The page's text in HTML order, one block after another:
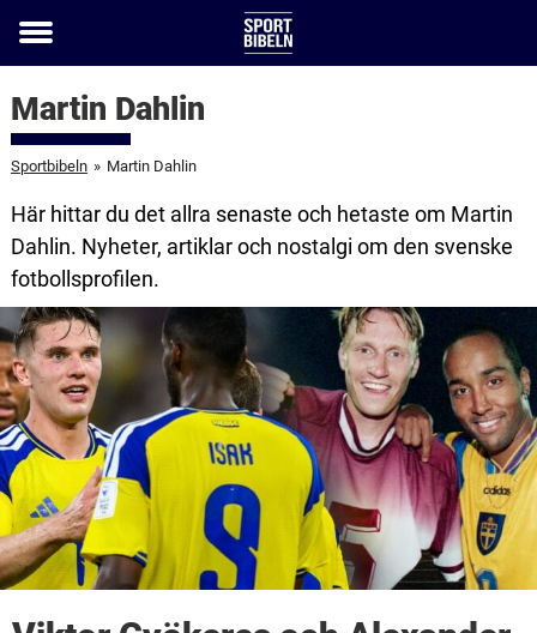
Toggle
Martin Dahlin
Sportbibeln » Martin Dahlin
Här hittar du det allra senaste och hetaste om Martin
Dahlin. Nyheter, artiklar och nostalgi om den svenske
fotbollsprofilen.